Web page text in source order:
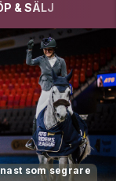
& SÄLJ
som segrare